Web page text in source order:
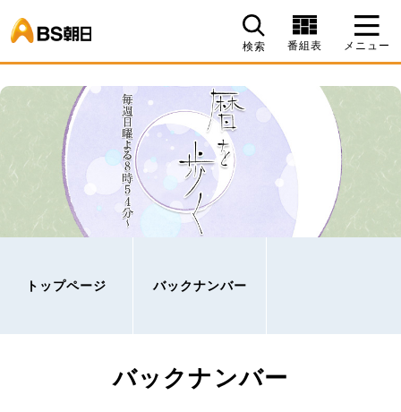
検索 番組表 メニュー
トップページ バックナンバー
バックナンバー